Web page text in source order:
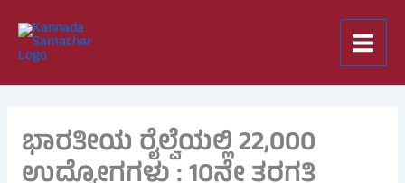
content
ಭಾರತೀಯ ರೈಲ್ವೆಯಲ್ಲಿ 22,000